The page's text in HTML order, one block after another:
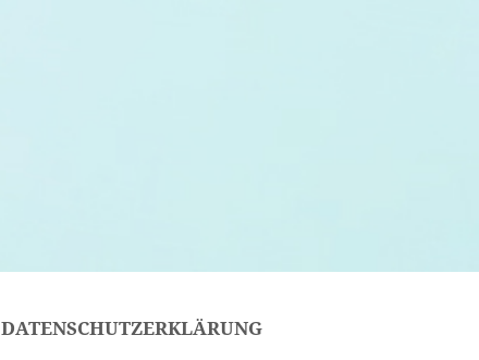
DA­TEN­SCHUTZ­ER­KLÄ­RUNG